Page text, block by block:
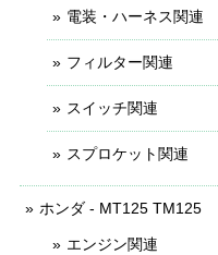
電装・ハーネス関連
フィルター関連
スイッチ関連
スプロケット関連
ホンダ - MT125 TM125
エンジン関連